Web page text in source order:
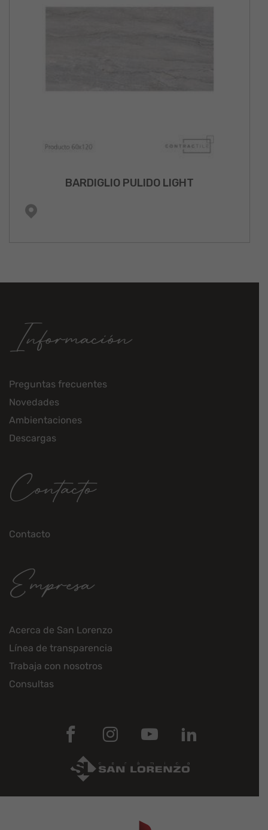
BARDIGLIO PULIDO LIGHT
Información
Preguntas frecuentes
Novedades
Ambientaciones
Descargas
Contacto
Contacto
Empresa
Acerca de San Lorenzo
Línea de transparencia
Trabaja con nosotros
Consultas